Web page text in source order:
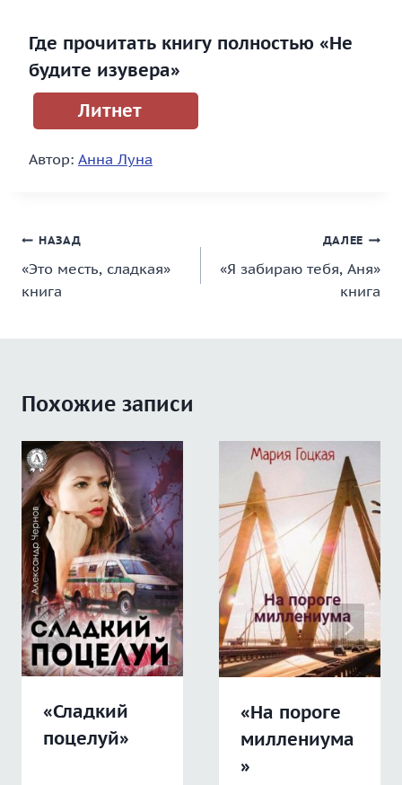
Где прочитать книгу полностью «Не
будите изувера»
Литнет
Автор: Анна Луна
Навигация
по
записям
НАЗАД
«Это месть, сладкая»
книга
ДАЛЕЕ
«Я забираю тебя, Аня»
книга
Похожие записи
«Сладкий
поцелуй»
«На пороге
миллениума
»